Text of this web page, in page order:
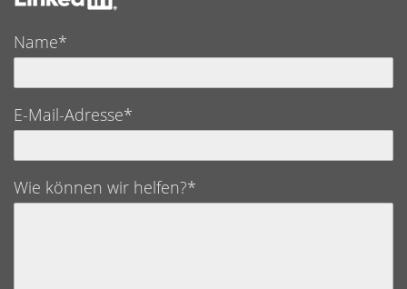
Name*
E-Mail-Adresse*
Wie können wir helfen?*